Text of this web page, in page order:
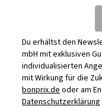
Du erhältst den
mbH mit exklusiven
individualisierten
mit Wirkung für die
bonprix.deoder am
Datenschutzerklärung